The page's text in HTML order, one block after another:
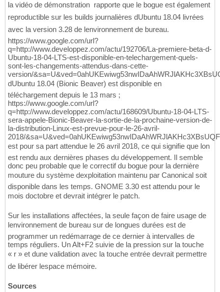
la vidéo de démonstration  rapporte que le bogue est également
reproductible sur les builds journalières dUbuntu 18.04 livrées
avec la version 3.28 de lenvironnement de bureau.
https://www.google.com/url?
q=http://www.developpez.com/actu/192706/La-premiere-beta-d-
Ubuntu-18-04-LTS-est-disponible-en-telechargement-quels-
sont-les-changements-attendus-dans-cette-
version/
dUbuntu 18.04 (Bionic Beaver) est disponible en
téléchargement depuis le 13 mars ;
https://www.google.com/url?
q=http://www.developpez.com/actu/168609/Ubuntu-18-04-LTS-
sera-appele-Bionic-Beaver-la-sortie-de-la-prochaine-version-de-
la-distribution-Linux-est-prevue-pour-le-26-avril-
2018/
est pour sa part attendue le 26 avril 2018, ce qui signifie que lon
est rendu aux dernières phases du développement. Il semble
donc peu probable que le correctif du bogue pour la dernière
mouture du système dexploitation maintenu par Canonical soit
disponible dans les temps. GNOME 3.30 est attendu pour le
mois doctobre et devrait intégrer le patch.
Sur les installations affectées, la seule façon de faire usage de
lenvironnement de bureau sur de longues durées est de
programmer un redémarrage de ce dernier à intervalles de
temps réguliers. Un Alt+F2 suivie de la pression sur la touche
« r » et dune validation avec la touche entrée devrait permettre
de libérer lespace mémoire.
Sources